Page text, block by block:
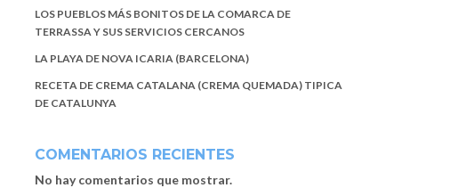
LOS PUEBLOS MÁS BONITOS DE LA COMARCA DE
TERRASSA Y SUS SERVICIOS CERCANOS
LA PLAYA DE NOVA ICARIA (BARCELONA)
RECETA DE CREMA CATALANA (CREMA QUEMADA) TIPICA
DE CATALUNYA
COMENTARIOS RECIENTES
No hay comentarios que mostrar.